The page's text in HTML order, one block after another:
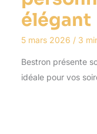
élégant
5 mars 2026 / 3
Bestron présente
idéale pour vos